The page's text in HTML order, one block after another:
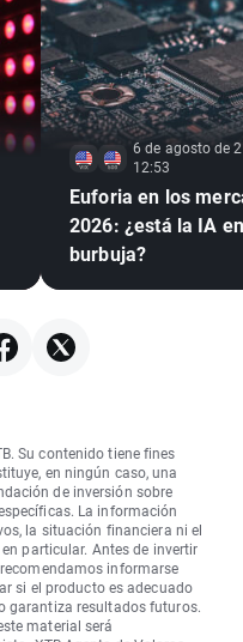
6 de agosto de
12:53
Euforia en los
2026: ¿está la IA
burbuja?
Su contenido tiene fines
en ningún caso, una
de inversión sobre
La información
la situación financiera ni el
particular. Antes de invertir
informarse
si el producto es adecuado
garantiza resultados futuros.
material será